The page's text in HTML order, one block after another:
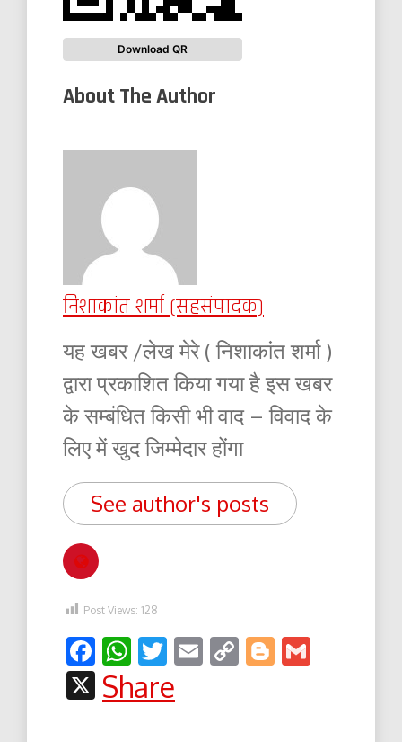
Download QR
About The Author
निशाकांत शर्मा (सहसंपादक)
यह खबर /लेख मेरे ( निशाकांत शर्मा )
द्वारा प्रकाशित किया गया है इस खबर
के सम्बंधित किसी भी वाद – विवाद के
लिए में खुद जिम्मेदार होंगा
See author's posts
Post Views: 128
Facebook
WhatsApp
Twitter
EmailCopyBlogger
X
Share